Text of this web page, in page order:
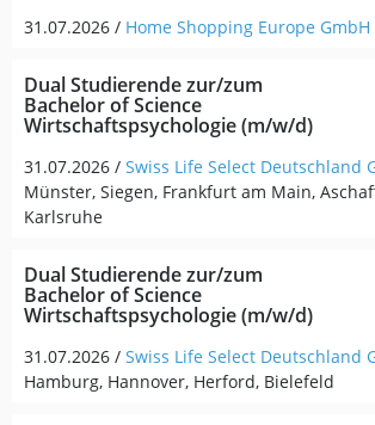
31.07.2026 / Home Shopping Europe GmbH
Dual Studierende zur/zum
Bachelor of Science
Wirtschaftspsychologie (m/w/d)
31.07.2026 / Swiss Life Select Deutschland
Münster, Siegen, Frankfurt am Main,
Karlsruhe
Dual Studierende zur/zum
Bachelor of Science
Wirtschaftspsychologie (m/w/d)
31.07.2026 / Swiss Life Select Deutschland
Hamburg, Hannover, Herford, Bielefeld